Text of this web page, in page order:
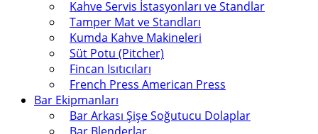
Kahve Servis İstasyonları ve Standlar
Tamper Mat ve Standları
Kumda Kahve Makineleri
Süt Potu (Pitcher)
Fincan Isıtıcıları
French Press American Press
Bar Ekipmanları
Bar Arkası Şişe Soğutucu Dolaplar